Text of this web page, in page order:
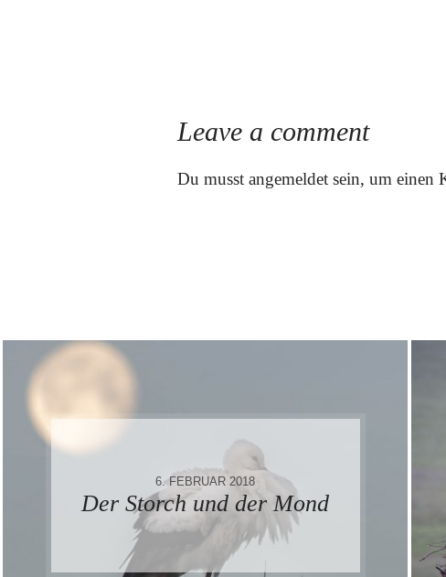
Leave a comment
Du musst angemeldet sein, um einen
6. FEBRUAR 2018
Der Storch und der Mond